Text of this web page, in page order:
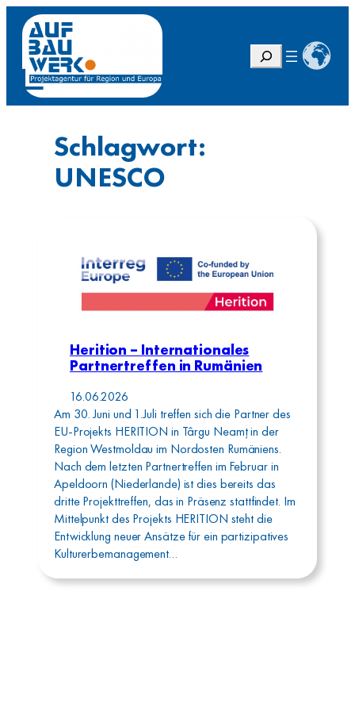
Inhalt
springen
u
h
Schlagwort:
UNESCO
Herition – Internationales
Partnertreffen in Rumänien
16.06.2026
Am 30. Juni und 1.Juli treffen sich die Partner des
EU-Projekts HERITION in Târgu Neamț in der
Region Westmoldau im Nordosten Rumäniens.
Nach dem letzten Partnertreffen im Februar in
Apeldoorn (Niederlande) ist dies bereits das
dritte Projekttreffen, das in Präsenz stattfindet. Im
Mittelpunkt des Projekts HERITION steht die
Entwicklung neuer Ansätze für ein partizipatives
Kulturerbemanagement…